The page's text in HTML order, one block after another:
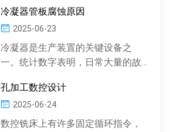
有圆柱形孔、...
冷凝器管板腐蚀原因
2025-06-23
冷凝器是生产装置的关键设备之
一。统计数字表明，日常大量的故
凝器管材的腐蚀损坏所...
孔加工数控设计
2025-06-24
数控铣床上有许多固定循环指令，